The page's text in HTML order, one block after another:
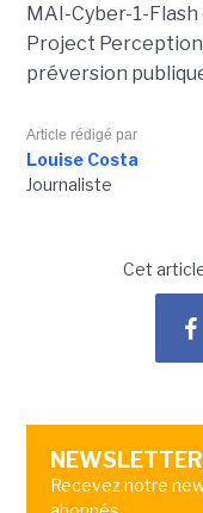
MAI-Cyber-1-
Project Perception
préversion
Article rédigé par
Louise Costa
Journaliste
Cet
NEWSLETTER
Recevez notre